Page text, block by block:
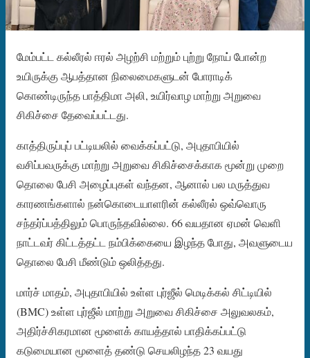
மேம்பட்ட கல்லீரல் ஈரல் அழற்சி மற்றும் புற்று நோய் போன்ற
உயிருக்கு ஆபத்தான நிலைமைகளுடன் போராடிக்
கொண்டிருந்த பாத்திமா அலி, உயிர்வாழ மாற்று அறுவை
சிகிச்சை தேவைப்பட்டது.
காத்திருப்புப் பட்டியலில் வைக்கப்பட்டு, அபுதாபியில்
வசிப்பவருக்கு மாற்று அறுவை சிகிச்சைக்காக மூன்று முறை
தொலை பேசி அழைப்புகள் வந்தன, ஆனால் பல மருத்துவ
காரணங்களால் நன்கொடையாளரின் கல்லீரல் ஒவ்வொரு
சந்தர்ப்பத்திலும் பொருந்தவில்லை. 66 வயதான ஏமன் வெளி
நாட்டவர் கிட்டத்தட்ட நம்பிக்கையை இழந்த போது, ​​​​அவளுடைய
தொலை பேசி மீண்டும் ஒலித்தது.
மார்ச் மாதம், அபுதாபியில் உள்ள புர்ஜீல் மெடிக்கல் சிட்டியில்
(BMC) உள்ள புர்ஜீல் மாற்று அறுவை சிகிச்சை அலுவலகம்,
அதிர்ச்சிகரமான மூளைக் காயத்தால் பாதிக்கப்பட்டு
கடுமையான மூளைத் தண்டு செயலிழந்த 23 வயது